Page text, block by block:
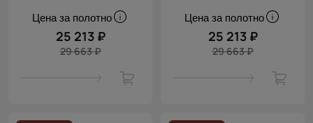
Цена за полотно
25 213 ₽
29 663 ₽
Цена за полотно
25 213 ₽
29 663 ₽